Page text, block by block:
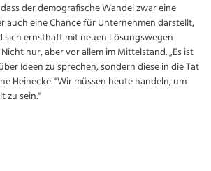
der demografische Wandel zwar eine
auch eine Chance für Unternehmen darstellt,
sich ernsthaft mit neuen Lösungswegen
nur, aber vor allem im Mittelstand. „Es ist
Ideen zu sprechen, sondern diese in die Tat
Heinecke. "Wir müssen heute handeln, um
zu sein."